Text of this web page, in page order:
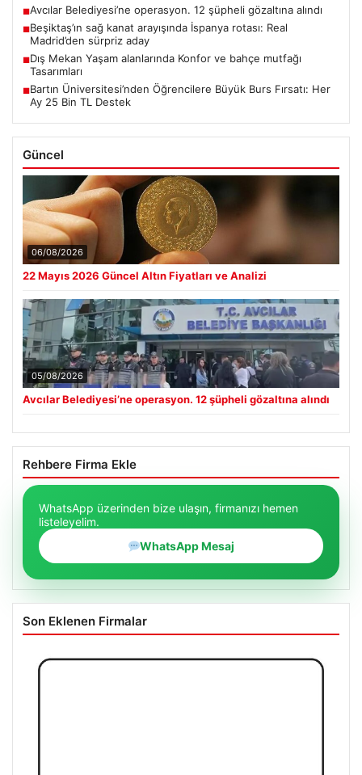
■Avcılar Belediyesi’ne operasyon. 12 şüpheli gözaltına alındı
■Beşiktaş’ın sağ kanat arayışında İspanya rotası: Real
Madrid’den sürpriz aday
■Dış Mekan Yaşam alanlarında Konfor ve bahçe mutfağı
Tasarımları
■Bartın Üniversitesi’nden Öğrencilere Büyük Burs Fırsatı: Her
Ay 25 Bin TL Destek
Güncel
06/08/2026
22 Mayıs 2026 Güncel Altın Fiyatları ve Analizi
05/08/2026
Avcılar Belediyesi’ne operasyon. 12 şüpheli gözaltına alındı
Rehbere Firma Ekle
WhatsApp üzerinden bize ulaşın, firmanızı hemen
listeleyelim.
WhatsApp Mesaj
Son Eklenen Firmalar